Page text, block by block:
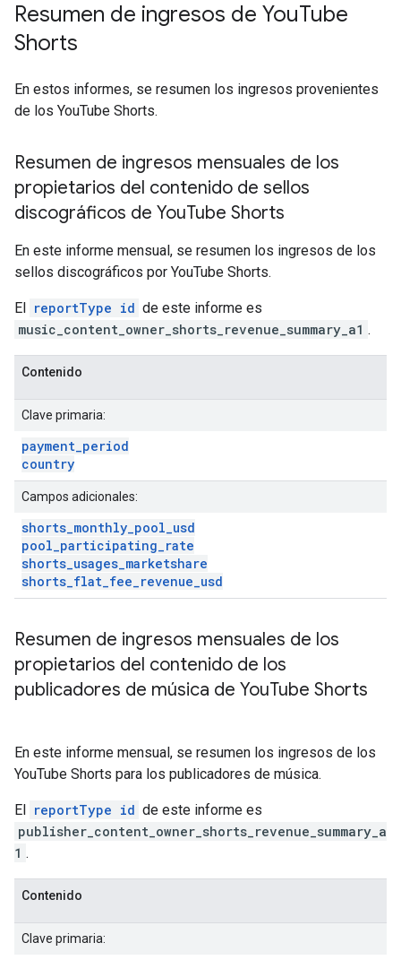
Resumen de ingresos de YouTube
Shorts
En estos informes, se resumen los ingresos provenientes
de los YouTube Shorts.
Resumen de ingresos mensuales de los
propietarios del contenido de sellos
discográficos de YouTube Shorts
En este informe mensual, se resumen los ingresos de los
sellos discográficos por YouTube Shorts.
El reportType id de este informe es
music_content_owner_shorts_revenue_summary_a1 .
Contenido
Clave primaria:
payment_period
country
Campos adicionales:
shorts_monthly_pool_usd
pool_participating_rate
shorts_usages_marketshare
shorts_flat_fee_revenue_usd
Resumen de ingresos mensuales de los
propietarios del contenido de los
publicadores de música de YouTube Shorts
En este informe mensual, se resumen los ingresos de los
YouTube Shorts para los publicadores de música.
El reportType id de este informe es
publisher_content_owner_shorts_revenue_summary_a
1 .
Contenido
Clave primaria: